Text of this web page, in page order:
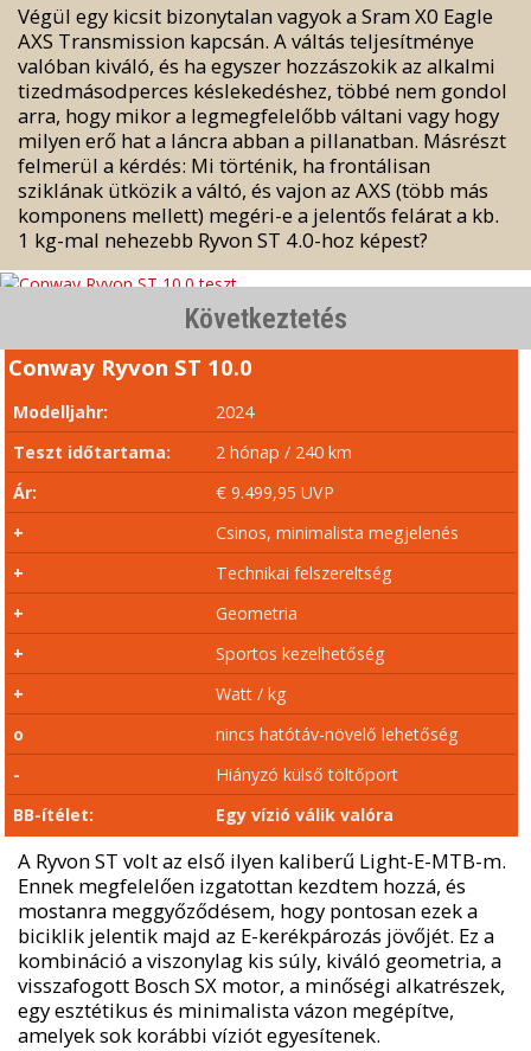
Végül egy kicsit bizonytalan vagyok a Sram X0 Eagle
AXS Transmission kapcsán. A váltás teljesítménye
valóban kiváló, és ha egyszer hozzászokik az alkalmi
tizedmásodperces késlekedéshez, többé nem gondol
arra, hogy mikor a legmegfelelőbb váltani vagy hogy
milyen erő hat a láncra abban a pillanatban. Másrészt
felmerül a kérdés: Mi történik, ha frontálisan
sziklának ütközik a váltó, és vajon az AXS (több más
komponens mellett) megéri-e a jelentős felárat a kb.
1 kg-mal nehezebb Ryvon ST 4.0-hoz képest?
Következtetés
Conway Ryvon ST 10.0
Modelljahr:
2024
Teszt időtartama:
2 hónap / 240 km
Ár:
€ 9.499,95 UVP
+
Csinos, minimalista megjelenés
+
Technikai felszereltség
+
Geometria
+
Sportos kezelhetőség
+
Watt / kg
o
nincs hatótáv-növelő lehetőség
-
Hiányzó külső töltőport
BB-ítélet:
Egy vízió válik valóra
A Ryvon ST volt az első ilyen kaliberű Light-E-MTB-m.
Ennek megfelelően izgatottan kezdtem hozzá, és
mostanra meggyőződésem, hogy pontosan ezek a
biciklik jelentik majd az E-kerékpározás jövőjét. Ez a
kombináció a viszonylag kis súly, kiváló geometria, a
visszafogott Bosch SX motor, a minőségi alkatrészek,
egy esztétikus és minimalista vázon megépítve,
amelyek sok korábbi víziót egyesítenek.